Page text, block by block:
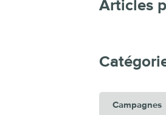
Articles
Campagnes